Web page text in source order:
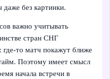
даже без картинки.
важно учитывать
стран СНГ
где-то матч покажут ближе
Поэтому имеет смысл
начала встречи в